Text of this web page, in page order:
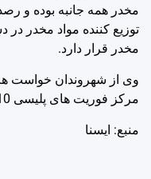
مخدر همه جانبه بوده و
توزیع کننده مواد مخدر در
مخدر قرار دارد.
وی از شهروندان خواست
مرکز فوریت های پلیسی 110 به پلیس اطلاع دهند.
منبع: ايسنا